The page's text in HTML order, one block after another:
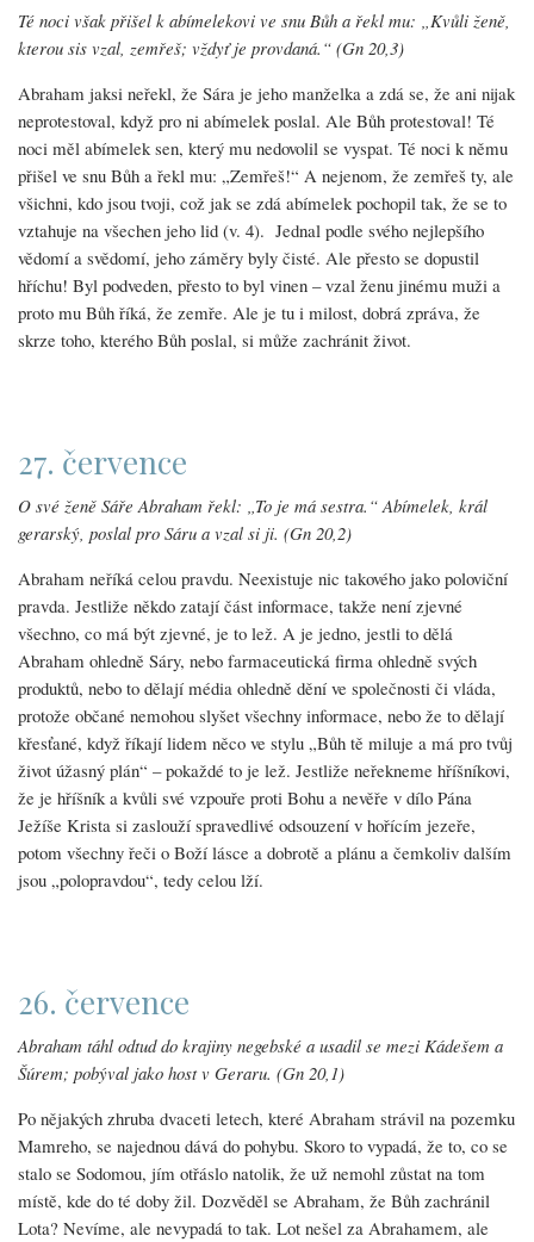
Té noci však přišel k abímelekovi ve snu Bůh a řekl mu: „Kvůli ženě,
kterou sis vzal, zemřeš; vždyť je provdaná.“ (Gn 20,3)
Abraham jaksi neřekl, že Sára je jeho manželka a zdá se, že ani nijak
neprotestoval, když pro ni abímelek poslal. Ale Bůh protestoval! Té
noci měl abímelek sen, který mu nedovolil se vyspat. Té noci k němu
přišel ve snu Bůh a řekl mu: „Zemřeš!“ A nejenom, že zemřeš ty, ale
všichni, kdo jsou tvoji, což jak se zdá abímelek pochopil tak, že se to
vztahuje na všechen jeho lid (v. 4). Jednal podle svého nejlepšího
vědomí a svědomí, jeho záměry byly čisté. Ale přesto se dopustil
hříchu! Byl podveden, přesto to byl vinen – vzal ženu jinému muži a
proto mu Bůh říká, že zemře. Ale je tu i milost, dobrá zpráva, že
skrze toho, kterého Bůh poslal, si může zachránit život.
27. července
O své ženě Sáře Abraham řekl: „To je má sestra.“ Abímelek, král
gerarský, poslal pro Sáru a vzal si ji. (Gn 20,2)
Abraham neříká celou pravdu. Neexistuje nic takového jako poloviční
pravda. Jestliže někdo zatají část informace, takže není zjevné
všechno, co má být zjevné, je to lež. A je jedno, jestli to dělá
Abraham ohledně Sáry, nebo farmaceutická firma ohledně svých
produktů, nebo to dělají média ohledně dění ve společnosti či vláda,
protože občané nemohou slyšet všechny informace, nebo že to dělají
křesťané, když říkají lidem něco ve stylu „Bůh tě miluje a má pro tvůj
život úžasný plán“ – pokaždé to je lež. Jestliže neřekneme hříšníkovi,
že je hříšník a kvůli své vzpouře proti Bohu a nevěře v dílo Pána
Ježíše Krista si zaslouží spravedlivé odsouzení v hořícím jezeře,
potom všechny řeči o Boží lásce a dobrotě a plánu a čemkoliv dalším
jsou „polopravdou“, tedy celou lží.
26. července
Abraham táhl odtud do krajiny negebské a usadil se mezi Kádešem a
Šúrem; pobýval jako host v Geraru. (Gn 20,1)
Po nějakých zhruba dvaceti letech, které Abraham strávil na pozemku
Mamreho, se najednou dává do pohybu. Skoro to vypadá, že to, co se
stalo se Sodomou, jím otřáslo natolik, že už nemohl zůstat na tom
místě, kde do té doby žil. Dozvěděl se Abraham, že Bůh zachránil
Lota? Nevíme, ale nevypadá to tak. Lot nešel za Abrahamem, ale